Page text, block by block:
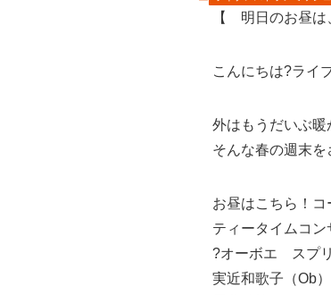
【 明日のお昼は
こんにちは?ライ
外はもうだいぶ暖
そんな春の週末
お昼はこちら！
ティータイムコ
?オーボエ スプ
実近和歌子（Ob）